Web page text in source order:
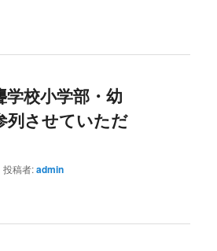
校小学部・幼
列させていただ
投稿者:admin